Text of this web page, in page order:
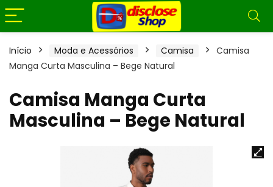
Início Moda e Acessórios Camisa
Camisa
Manga Curta Masculina – Bege Natural
Camisa Manga Curta
Masculina – Bege Natural